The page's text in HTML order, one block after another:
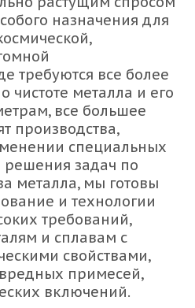
назначения для
требуются все более
чистоте металла и его
все большее
производства,
специальных
задач по
металла, мы готовы
и технологии
требований,
и сплавам с
свойствами,
примесей,
включений.